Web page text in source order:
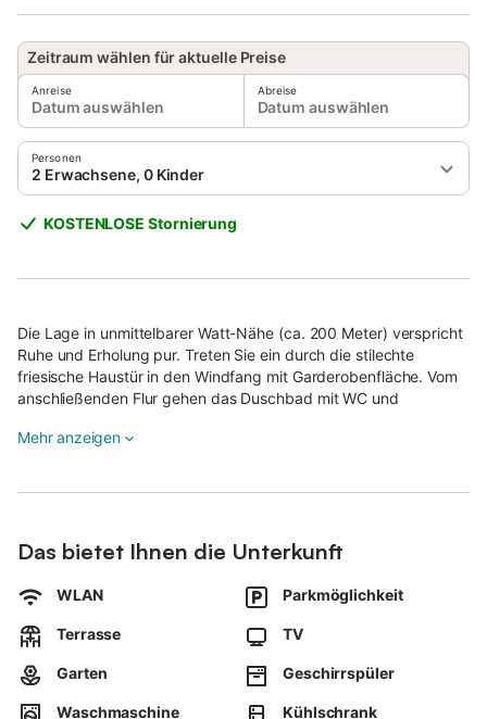
Zeitraum wählen für aktuelle Preise
Anreise
Datum auswählen
Abreise
Datum auswählen
Personen
2 Erwachsene, 0 Kinder
KOSTENLOSE Stornierung
Die Lage in unmittelbarer Watt-Nähe (ca. 200 Meter) verspricht
Ruhe und Erholung pur. Treten Sie ein durch die stilechte
friesische Haustür in den Windfang mit Garderobenfläche. Vom
anschließenden Flur gehen das Duschbad mit WC und
voll ausgestatteten, separaten Küche sowie zu einem
Den Tag können Sie am offenen Kamin kuschelig und gemütlich
bei einem Glas Wein beenden.
Ebenfalls vom Wohnbereich aus, erhalten Sie Zutritt zur
windgeschützten und überdachten Terrasse mit eigenem
Garten in Ost/Südausrichtung.
Durch die offene Bebauung haben Sie hier ab vormittags Sonne
Mehr anzeigen
Das bietet Ihnen die Unterkunft
WLAN Parkmöglichkeit
Terrasse TV
Garten Geschirrspüler
Waschmaschine Kühlschrank